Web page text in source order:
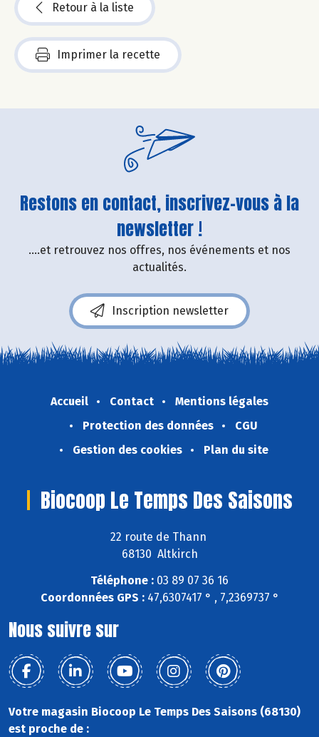
Retour à la liste
Imprimer la recette
Restons en contact, inscrivez-vous à la
newsletter !
....et retrouvez nos offres, nos événements et nos
actualités.
Inscription newsletter
Accueil Contact
Mentions légales
Protection des données
CGU
Gestion des cookies
Plan du site
Biocoop Le Temps Des Saisons
22 route de Thann
68130 Altkirch
Téléphone : 03 89 07 36 16
Coordonnées GPS :47,6307417 ° , 7,2369737 °
Nous suivre sur
Votre magasin Biocoop Le Temps Des Saisons (68130)
est proche de :